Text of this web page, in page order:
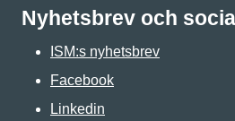
Nyhetsbrev och
ISM:s nyhetsbrev
Facebook
Linkedin